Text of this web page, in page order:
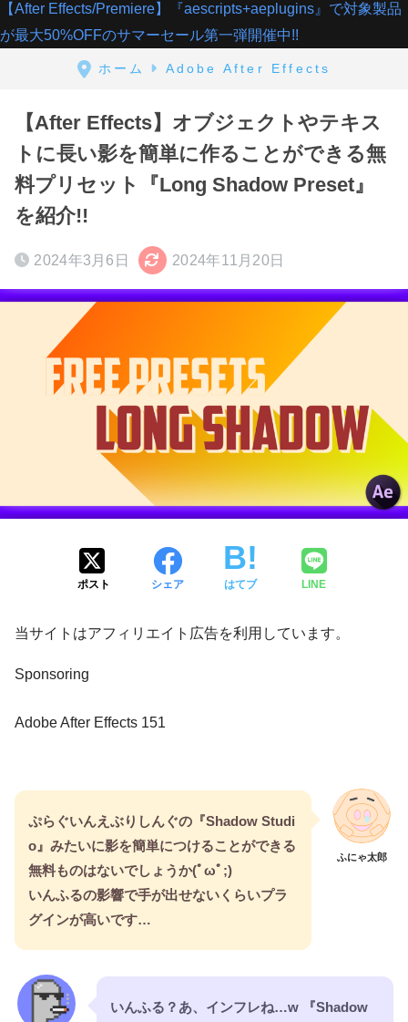
【After Effects/Premiere】『aescripts+aeplugins』で対象製品
が最大50%OFFのサマーセール第一弾開催中!!
ホーム Adobe After Effects
【After Effects】オブジェクトやテキス
トに長い影を簡単に作ることができる無
料プリセット『Long Shadow Preset』
を紹介!!
2024年3月6日 2024年11月20日
ポスト シェア はてブ LINE
当サイトはアフィリエイト広告を利用しています。
Sponsoring
Adobe After Effects 151
ふにゃ太郎
ぷらぐいんえぶりしんぐの『Shadow Studi
o』みたいに影を簡単につけることができる
無料ものはないでしょうか(ﾟωﾟ;)
いんふるの影響で手が出せないくらいプラ
グインが高いです…
いんふる？あ、インフレね…w 『Shadow